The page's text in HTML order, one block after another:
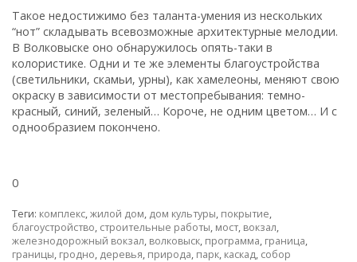
Такое недостижимо без таланта-умения из нескольких
“нот” складывать всевозможные архитектурные мелодии.
В Волковыске оно обнаружилось опять-таки в
колористике. Одни и те же элементы благоустройства
(светильники‚ скамьи‚ урны)‚ как хамелеоны‚ меняют свою
окраску в зависимости от местопребывания: темно-
красный‚ синий‚ зеленый… Короче, не одним цветом… И с
однообразием покончено.
0
Теги: комплекс,жилой дом, дом культуры, покрытие,
благоустройство, строительные работы, мост, вокзал,
железнодорожный вокзал, волковыск, программа, граница,
границы, гродно, деревья, природа, парк, каскад, собор